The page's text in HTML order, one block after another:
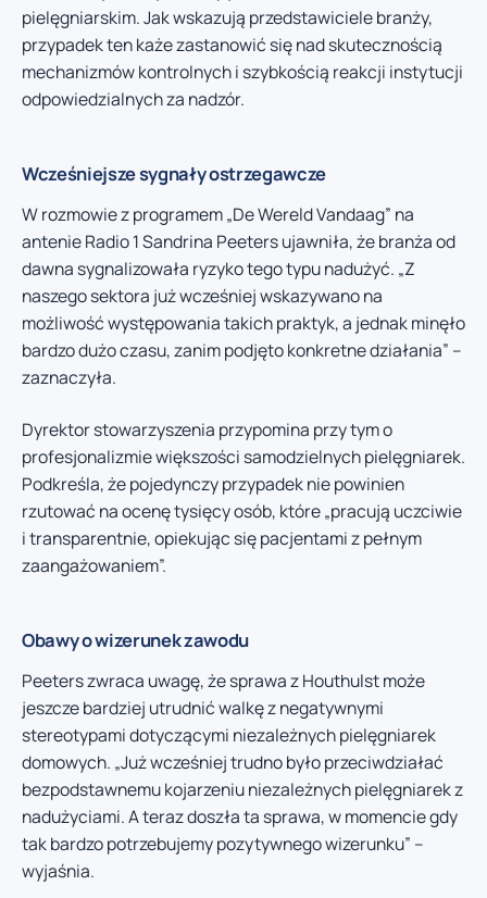
pielęgniarskim. Jak wskazują przedstawiciele branży,
przypadek ten każe zastanowić się nad skutecznością
mechanizmów kontrolnych i szybkością reakcji instytucji
odpowiedzialnych za nadzór.
Wcześniejsze sygnały ostrzegawcze
W rozmowie z programem „De Wereld Vandaag” na
antenie Radio 1 Sandrina Peeters ujawniła, że branża od
dawna sygnalizowała ryzyko tego typu nadużyć. „Z
naszego sektora już wcześniej wskazywano na
możliwość występowania takich praktyk, a jednak minęło
bardzo dużo czasu, zanim podjęto konkretne działania” –
zaznaczyła.
Dyrektor stowarzyszenia przypomina przy tym o
profesjonalizmie większości samodzielnych pielęgniarek.
Podkreśla, że pojedynczy przypadek nie powinien
rzutować na ocenę tysięcy osób, które „pracują uczciwie
i transparentnie, opiekując się pacjentami z pełnym
zaangażowaniem”.
Obawy o wizerunek zawodu
Peeters zwraca uwagę, że sprawa z Houthulst może
jeszcze bardziej utrudnić walkę z negatywnymi
stereotypami dotyczącymi niezależnych pielęgniarek
domowych. „Już wcześniej trudno było przeciwdziałać
bezpodstawnemu kojarzeniu niezależnych pielęgniarek z
nadużyciami. A teraz doszła ta sprawa, w momencie gdy
tak bardzo potrzebujemy pozytywnego wizerunku” –
wyjaśnia.